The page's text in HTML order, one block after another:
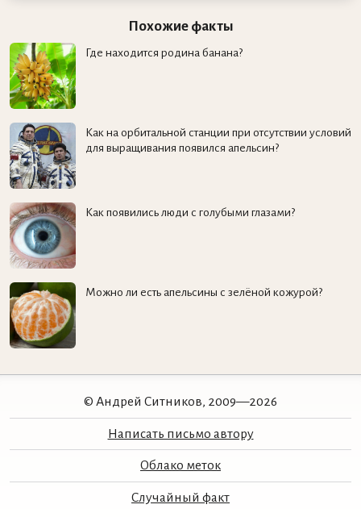
Похожие факты
Где находится родина банана?
Как на орбитальной станции при отсутствии условий
для выращивания появился апельсин?
Как появились люди с голубыми глазами?
Можно ли есть апельсины с зелёной кожурой?
© Андрей Ситников, 2009—2026
Написать письмо автору
Облако меток
Случайный факт